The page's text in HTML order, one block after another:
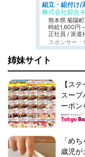
株式会社綜合
熊本県 菊陽町
時給1,600円
正社員 / 派遣
スポンサー：
姉妹サイト
【ス
スープ
ーポン
「め
歳児が